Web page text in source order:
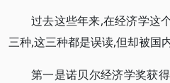
过去这些年来,在经济学这
三种,这三种都是误读,但却被国
第一是诺贝尔经济学奖获